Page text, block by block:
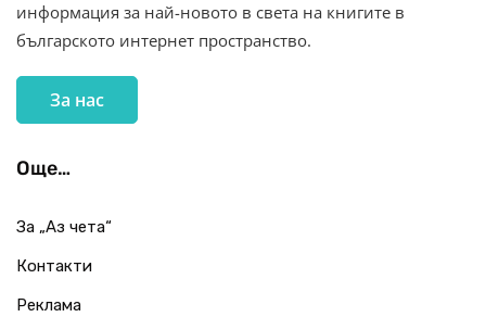
информация за най-новото в света на книгите в
българското интернет пространство.
За нас
Още…
За „Аз чета“
Контакти
Реклама